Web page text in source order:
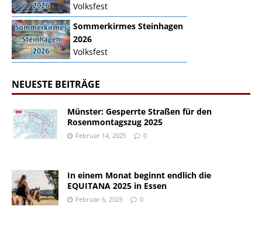
Volksfest
Sommerkirmes Steinhagen
2026
Volksfest
NEUESTE BEITRÄGE
Münster: Gesperrte Straßen für den
Rosenmontagszug 2025
Februar 14, 2025 0
In einem Monat beginnt endlich die
EQUITANA 2025 in Essen
Februar 6, 2025 0